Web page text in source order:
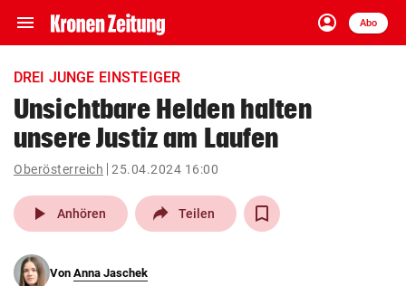
menu Navigation
ein-/ausklappen
account_circle
Anmelden
Abo
close Schließen
account_circle Anmelden
arrow_right
pin_drop
Wien arrow_right
DREI JUNGE EINSTEIGER
Unsichtbare Helden halten
unsere Justiz am Laufen
Oberösterreich 25.04.2024 16:00
play_arrow Anhören Teilen
Von Anna Jaschek